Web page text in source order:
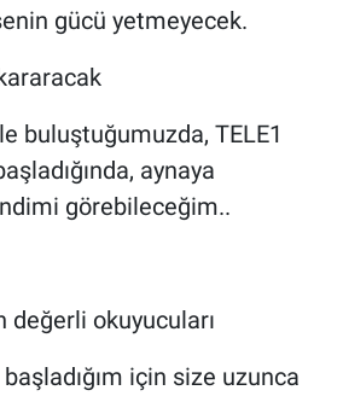
gücü yetmeyecek.
buluştuğumuzda, TELE1
aynaya
görebileceğim..
okuyucuları
için size uzunca